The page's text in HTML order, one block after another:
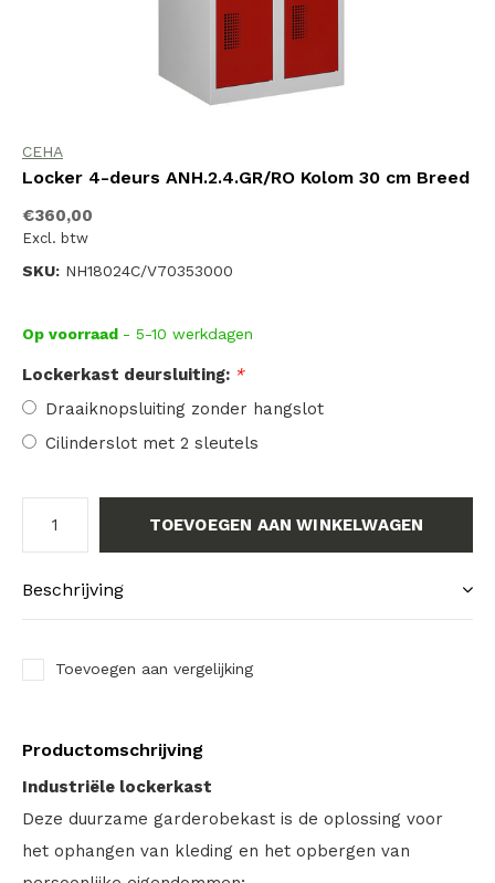
CEHA
Locker 4-deurs ANH.2.4.GR/RO Kolom 30 cm Breed
€360,00
Excl. btw
SKU: NH18024C/V70353000
Op voorraad - 5-10 werkdagen
Lockerkast deursluiting: *
Draaiknopsluiting zonder hangslot
Cilinderslot met 2 sleutels
TOEVOEGEN AAN WINKELWAGEN
Beschrijving
Toevoegen aan vergelijking
Productomschrijving
Industriële lockerkast
Deze duurzame garderobekast is de oplossing voor
het ophangen van kleding en het opbergen van